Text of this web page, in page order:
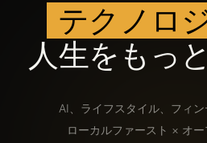
テクノロ
人生をもっ
AI、ライフスタイル、フィン
ローカルファースト × オ